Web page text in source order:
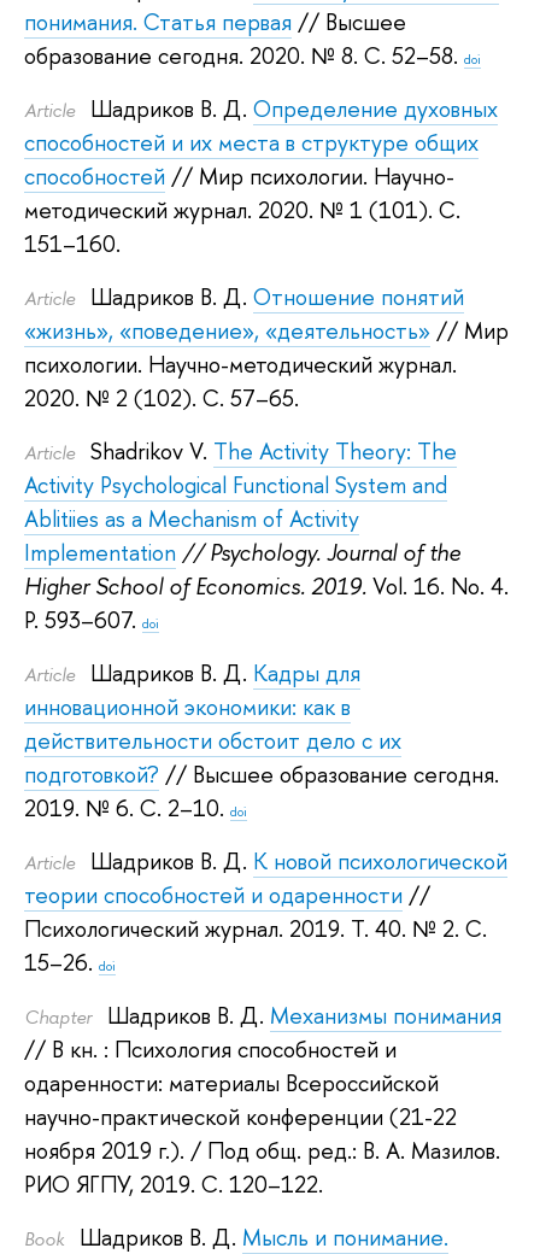
понимания. Статья первая // Высшее
образование сегодня. 2020. № 8. С. 52–58. doi
Article Шадриков В. Д. Определение духовных
способностей и их места в структуре общих
способностей // Мир психологии. Научно-
методический журнал. 2020. № 1 (101). С.
151–160.
Article Шадриков В. Д. Отношение понятий
«жизнь», «поведение», «деятельность» // Мир
психологии. Научно-методический журнал.
2020. № 2 (102). С. 57–65.
Article Shadrikov V. The Activity Theory: The
Activity Psychological Functional System and
Ablitiies as a Mechanism of Activity
Implementation // Psychology. Journal of the
Higher School of Economics. 2019. Vol. 16. No. 4.
P. 593–607. doi
Article Шадриков В. Д. Кадры для
инновационной экономики: как в
действительности обстоит дело с их
подготовкой? // Высшее образование сегодня.
2019. № 6. С. 2–10. doi
Article Шадриков В. Д. К новой психологической
теории способностей и одаренности //
Психологический журнал. 2019. Т. 40. № 2. С.
15–26. doi
Сhapter Шадриков В. Д. Механизмы понимания
// В кн. : Психология способностей и
одаренности: материалы Всероссийской
научно-практической конференции (21-22
ноября 2019 г.). / Под общ. ред.: В. А. Мазилов.
РИО ЯГПУ, 2019. С. 120–122.
Book Шадриков В. Д. Мысль и понимание.